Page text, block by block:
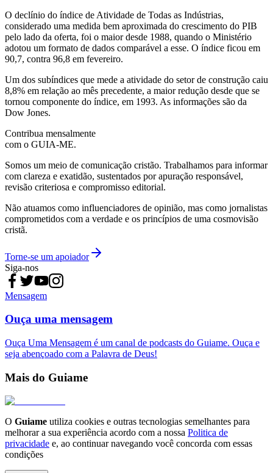
O declínio do índice de Atividade de Todas as Indústrias,
considerado uma medida bem aproximada do crescimento do PIB
pelo lado da oferta, foi o maior desde 1988, quando o Ministério
adotou um formato de dados comparável a esse. O índice ficou em
90,7, contra 96,8 em fevereiro.
Um dos subíndices que mede a atividade do setor de construção caiu
8,8% em relação ao mês precedente, a maior redução desde que se
tornou componente do índice, em 1993. As informações são da
Dow Jones.
Contribua mensalmente
com o GUIA-ME.
Somos um meio de comunicação cristão. Trabalhamos para informar
com clareza e exatidão, sustentados por apuração responsável,
revisão criteriosa e compromisso editorial.
Não atuamos como influenciadores de opinião, mas como jornalistas
comprometidos com a verdade e os princípios de uma cosmovisão
cristã.
Torne-se um apoiador
Siga-nos
Mensagem
Ouça uma mensagem
Ouça Uma Mensagem é um canal de podcasts do Guiame. Ouça e
seja abençoado com a Palavra de Deus!
Mais do Guiame
O Guiame utiliza cookies e outras tecnologias semelhantes para
melhorar a sua experiência acordo com a nossa Politica de
privacidade e, ao continuar navegando você concorda com essas
condições